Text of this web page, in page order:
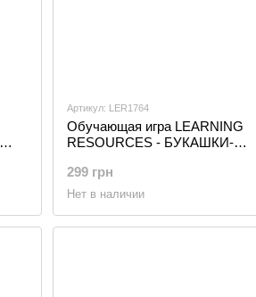
Артикул: LER1764
Обучающая игра LEARNING
RESOURCES - БУКАШКИ-
299 грн
Нет в наличии